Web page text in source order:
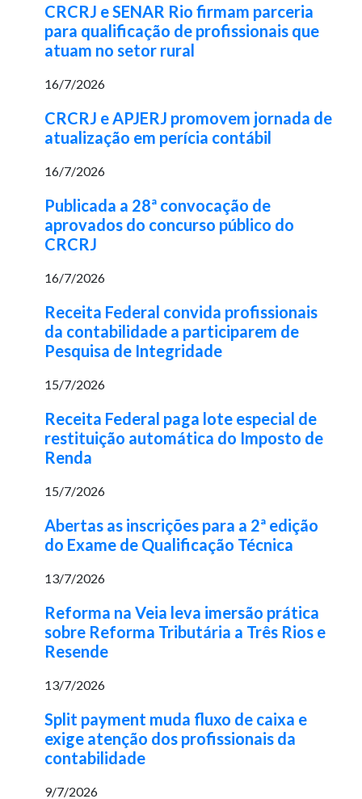
CRCRJ e SENAR Rio firmam parceria
para qualificação de profissionais que
atuam no setor rural
16/7/2026
CRCRJ e APJERJ promovem jornada de
atualização em perícia contábil
16/7/2026
Publicada a 28ª convocação de
aprovados do concurso público do
CRCRJ
16/7/2026
Receita Federal convida profissionais
da contabilidade a participarem de
Pesquisa de Integridade
15/7/2026
Receita Federal paga lote especial de
restituição automática do Imposto de
Renda
15/7/2026
Abertas as inscrições para a 2ª edição
do Exame de Qualificação Técnica
13/7/2026
Reforma na Veia leva imersão prática
sobre Reforma Tributária a Três Rios e
Resende
13/7/2026
Split payment muda fluxo de caixa e
exige atenção dos profissionais da
contabilidade
9/7/2026